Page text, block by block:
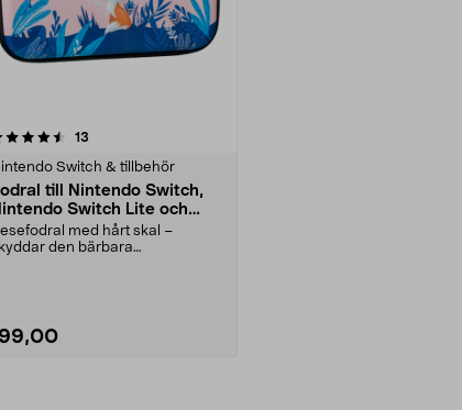
13
Switch & tillbehör
till Nintendo Switch,
Switch Lite och
med hårt skal –
den bärbara